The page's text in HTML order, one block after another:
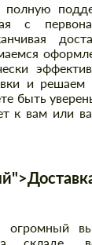
с
и решаем
быть
к вам или
огромный